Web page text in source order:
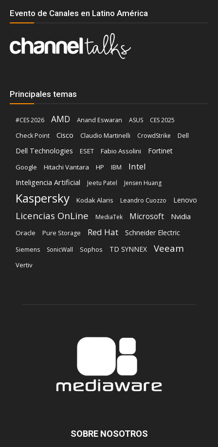
Evento de Canales en Latino América
Principales temas
#CES 2026 AMD Anand Eswaran ASUS
CES 2025
Check Point
Cisco Claudio Martinelli CrowdStrike Dell
Dell Technologies ESET Fabio Assolini Fortinet
Google Hitachi Vantara HP IBM Intel
Inteligencia Artificial Jeetu Patel Jensen Huang
Kaspersky Kodak Alaris Leandro Cuozzo Lenovo
Licencias OnLine MediaTek Microsoft Nvidia
Oracle Pure Storage Red Hat Schneider Electric
Siemens SonicWall Sophos TD SYNNEX Veeam
Vertiv
SOBRE NOSOTROS